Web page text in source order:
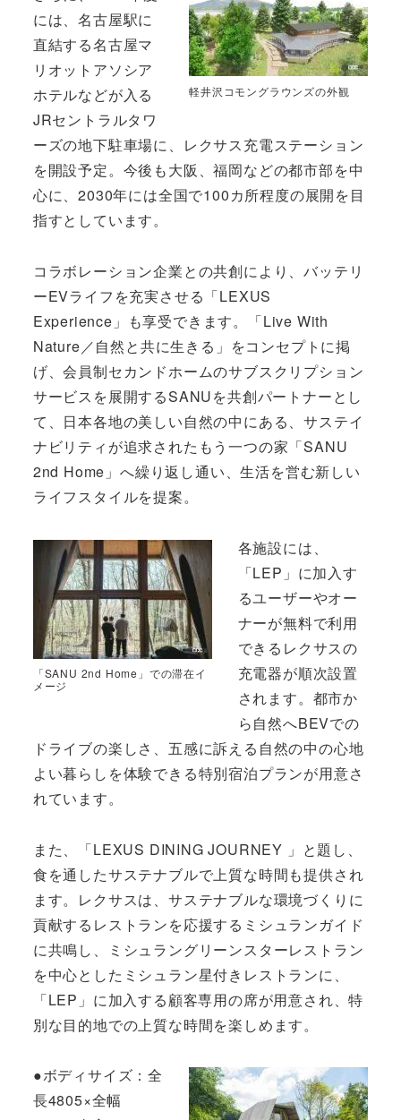
軽井沢コモングラウンズの外観
には、名古屋駅に
直結する名古屋マ
リオットアソシア
ホテルなどが入る
JRセントラルタワ
ーズの地下駐車場に、レクサス充電ステーション
を開設予定。今後も大阪、福岡などの都市部を中
心に、2030年には全国で100カ所程度の展開を目
指すとしています。
コラボレーション企業との共創により、バッテリ
ーEVライフを充実させる「LEXUS
Experience」も享受できます。「Live With
Nature／自然と共に生きる」をコンセプトに掲
げ、会員制セカンドホームのサブスクリプション
サービスを展開するSANUを共創パートナーとし
て、日本各地の美しい自然の中にある、サステイ
ナビリティが追求されたもう一つの家「SANU
2nd Home」へ繰り返し通い、生活を営む新しい
ライフスタイルを提案。
「SANU 2nd Home」での滞在イ
メージ
各施設には、
「LEP」に加入す
るユーザーやオー
ナーが無料で利用
できるレクサスの
充電器が順次設置
されます。都市か
ら自然へBEVでの
ドライブの楽しさ、五感に訴える自然の中の心地
よい暮らしを体験できる特別宿泊プランが用意さ
れています。
また、「LEXUS DINING JOURNEY 」と題し、
食を通したサステナブルで上質な時間も提供され
ます。レクサスは、サステナブルな環境づくりに
貢献するレストランを応援するミシュランガイド
に共鳴し、ミシュラングリーンスターレストラン
を中心としたミシュラン星付きレストランに、
「LEP」に加入する顧客専用の席が用意され、特
別な目的地での上質な時間を楽しめます。
●ボディサイズ：全
長4805×全幅